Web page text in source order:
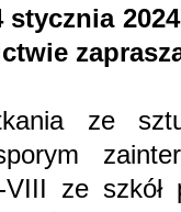
stycznia
ze
ze szkół